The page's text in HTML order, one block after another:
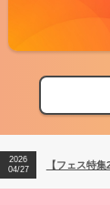
【フェス特
【ライブ動員
2026
04/27
【フェス特
2026
【ライブ動